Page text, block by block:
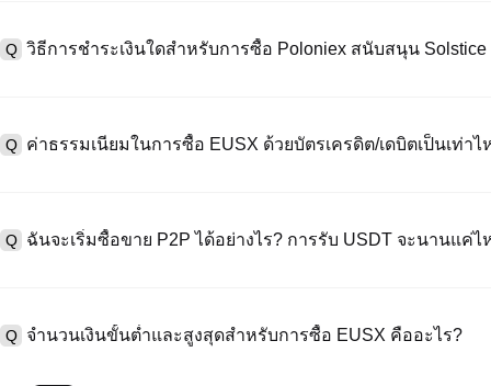
"ความปลอดภัย" อัปโหลดเอกสาร Id ที่ถูกต้องของคุณ และถ่ายเซลฟี่เ
Q วิธีการชำระเงินใดสำหรับการซื้อ Poloniex สนับสนุน Solstice
ซื้อขาย OTC สำหรับธุรกรรมขนาดใหญ่เกิน 100,000 USD พร้อมใบเสนอ
Q ค่าธรรมเนียมในการซื้อ EUSX ด้วยบัตรเครดิต/เดบิตเป็นเท่าไ
ธรรมเนียมการซื้อขายแบบสปอตมาตรฐาน (ต่ำถึง 0.05%) ใช้กับการซื้อขา
Q ฉันจะเริ่มซื้อขาย P2P ได้อย่างไร? การรับ USDT จะนานแค่ไ
กับวิธีการชำระเงินและเวลาตอบสนองของผู้ขาย
Q จำนวนเงินขั้นต่ำและสูงสุดสำหรับการซื้อ EUSX คืออะไร?